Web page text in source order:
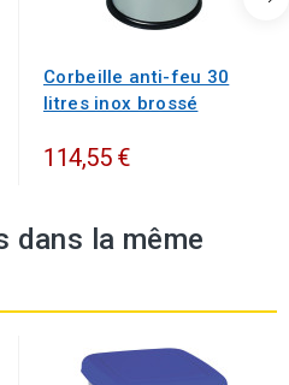
Corbeille anti-feu 30
litres inox brossé
114,55 €
dans la même